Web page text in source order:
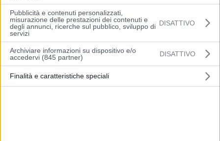
Pubblicità e contenuti personalizzati,
misurazione delle prestazioni dei contenuti e
degli annunci, ricerche sul pubblico, sviluppo di
servizi
DISATTIVO
Archiviare informazioni su dispositivo e/o
accedervi (845 partner)
DISATTIVO
Finalità e caratteristiche speciali
Articolo precedente
Terremoto, in Turchia stato
di emergenza per tre mesi
Articolo successivo
Domani Mons. Erio
Castellucci incontrerà i
dipendenti e i pazienti
all’Ospedale Civile di
Baggiovara